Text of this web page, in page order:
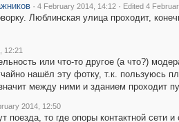
· 4 February 2014, 14:12 · Edited 4
Люблинская улица проходит,
12:21
или что-то другое (а что?)
нашёл эту фотку, т.к. пользуюсь
между ними и зданием проходит
2014, 12:50
поезда, то где опоры контактной сети